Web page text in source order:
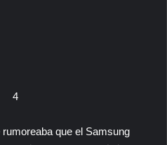
que el Samsung